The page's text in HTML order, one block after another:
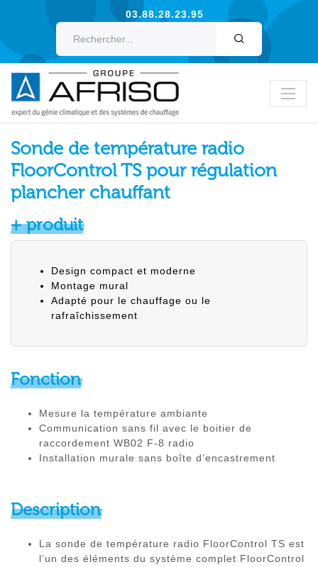
03.88.28.23.95
Sonde de température radio
FloorControl TS pour régulation
plancher chauffant
+ produit
Design compact et moderne
Montage mural
Adapté pour le chauffage ou le
rafraîchissement
Fonction
Mesure la température ambiante
Communication sans fil avec le boitier de
raccordement WB02 F-8 radio
Installation murale sans boîte d’encastrement
Description
La sonde de température radio FloorControl TS est
l’un des éléments du système complet FloorControl